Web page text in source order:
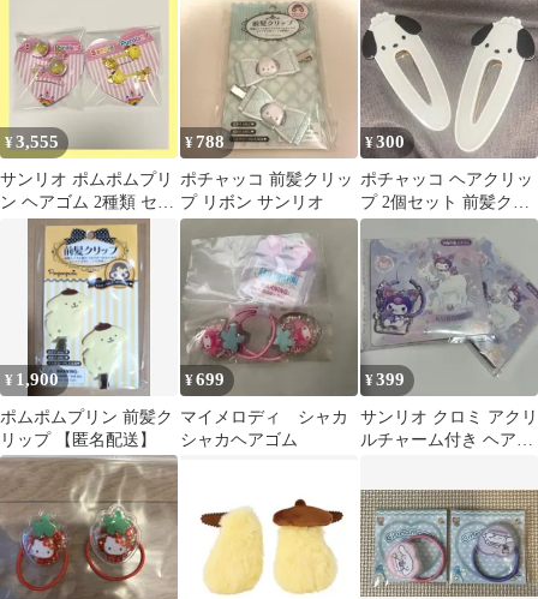
ルダーセット
¥3,555
サンリオ ポムポムプリ
ン ヘアゴム 2種類 セッ
¥788
ポチャッコ 前髪クリッ
プ リボン サンリオ
¥300
ポチャッコ ヘアクリッ
プ 2個セット 前髪クリ
ップ
¥ 1,900
ポムポムプリン 前髪ク
リップ 【匿名配送】
¥699
マイメロディ シャカ
シャカヘアゴム
¥399
サンリオ クロミ アクリ
ルチャーム付き ヘアゴ